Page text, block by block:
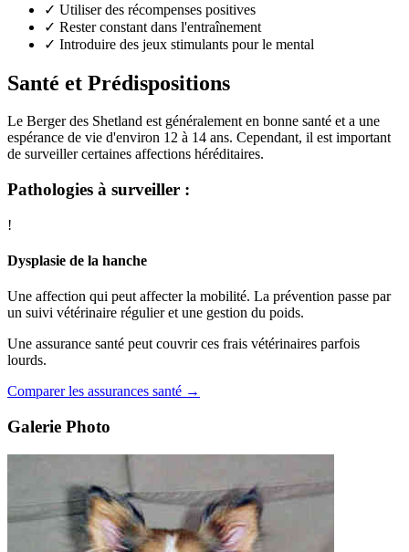
✓ Utiliser des récompenses positives
✓ Rester constant dans l'entraînement
✓ Introduire des jeux stimulants pour le mental
Santé et Prédispositions
Le Berger des Shetland est généralement en bonne santé et a une
espérance de vie d'environ 12 à 14 ans. Cependant, il est important
de surveiller certaines affections héréditaires.
Pathologies à surveiller :
!
Dysplasie de la hanche
Une affection qui peut affecter la mobilité. La prévention passe par
un suivi vétérinaire régulier et une gestion du poids.
Une assurance santé peut couvrir ces frais vétérinaires parfois
lourds.
Comparer les assurances santé →
Galerie Photo